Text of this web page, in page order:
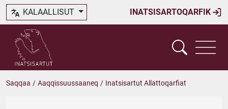
INATSISARTOQARFIK
KALAALLISUT
Saqqaa / Aaqqissuussaaneq / Inatsisartut Allattoqarfiat